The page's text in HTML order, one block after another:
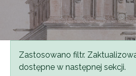
Status message
Zastosowano filtr.
dostępne w następnej sekcji.